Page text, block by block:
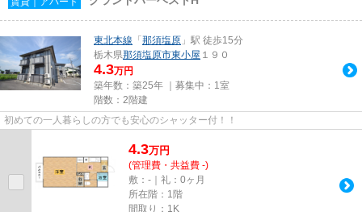
東北本線 「 那須塩原 」駅 徒歩15分
栃木県那須塩原市東小屋 １９０
4.3万円
築年数：築25年 ｜募集中： 1室
階数：2階建
初めての一人暮らしの方でも安心のシャッター付！！
4.3万円
(管理費・共益費 -)
敷：-｜礼：0ヶ月
所在階：1階
間取り：1K